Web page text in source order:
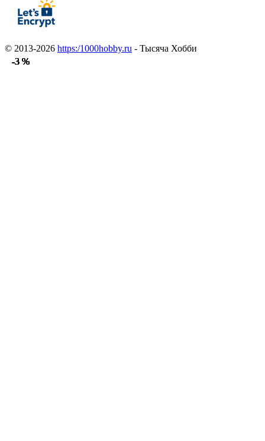
-3 %
-3 %
-3 %
-3 %
-3 %
-3 %
-3 %
-3 %
-3 %
-3 %
-3 %
-3 %
© 2013-2026 https:/1000hobby.ru - Тысяча Хобби